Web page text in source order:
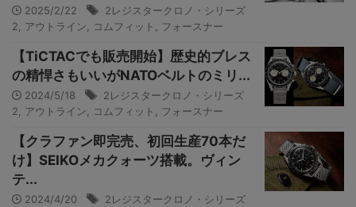
2025/2/22
2レジスタークロノ・シリーズ
2
アウトライン コムフィット フォースナー
【TiCTACでも販売開始】歴史的ブレス
の精悍さもいいがNATOベルトのミリ...
2024/5/18
2レジスタークロノ・シリーズ
2
アウトライン コムフィット フォースナー
【クラファン即完売、初回生産70本だ
け】SEIKOメカクォーツ搭載。ヴィン
テ...
2024/4/20
2レジスタークロノ・シリーズ